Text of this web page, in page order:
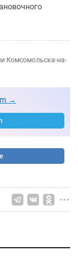
Комсомольска-на-
→